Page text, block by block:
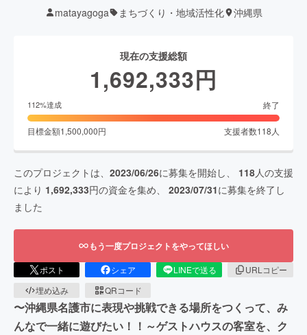
matayagoga まちづくり・地域活性化 沖縄県
現在の支援総額
1,692,333円
112%達成 終了
目標金額1,500,000円 支援者数118 人
このプロジェクトは、 2023/06/26に募集を開始し、 118人の支援
により 1,692,333円の資金を集め、 2023/07/31に募集を終了し
ました
もう一度プロジェクトをやってほしい
ポスト シェア LINEで送る
URLコピー
埋め込み
QRコード
〜沖縄県名護市に表現や挑戦できる場所をつくって、み
んなで一緒に遊びたい！！～ゲストハウスの客室を、ク